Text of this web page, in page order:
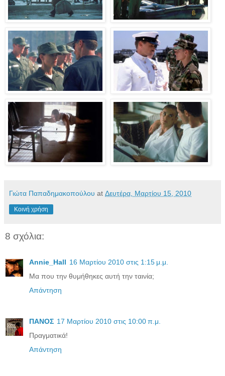
Γιώτα Παπαδημακοπούλου at Δευτέρα, Μαρτίου 15, 2010
Κοινή χρήση
8 σχόλια:
Annie_Hall 16 Μαρτίου 2010 στις 1:15 μ.μ.
Μα που την θυμήθηκες αυτή την ταινία;
Απάντηση
ΠΑΝΟΣ 17 Μαρτίου 2010 στις 10:00 π.μ.
Πραγματικά!
Απάντηση